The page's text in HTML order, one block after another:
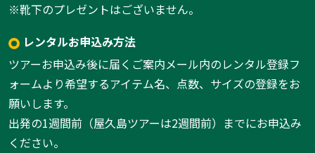
※靴下のプレゼントはございません。
レンタルお申込み方法
ツアーお申込み後に届くご案内メール内のレンタル登録フ
ォームより希望するアイテム名、点数、サイズの登録をお
願いします。
出発の1週間前（屋久島ツアーは2週間前）までにお申込み
ください。